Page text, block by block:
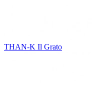
THAN-K Il Grato